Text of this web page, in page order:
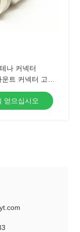
나 커넥터
트 커넥터 고주
얻으십시오